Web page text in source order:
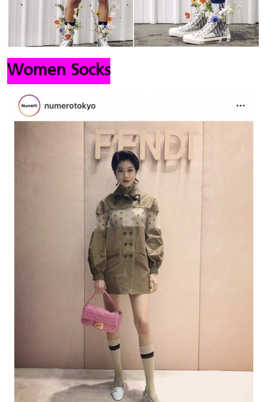
Women Socks